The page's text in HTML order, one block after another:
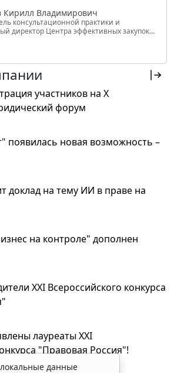
Кирилл Владимирович
консультационной практики и
директор Центра эффективных закупок
участников на X
форум
появилась новая возможность –
доклад на тему ИИ в праве на
на контроле" дополнен
XXI Всероссийского конкурса
лауреаты XXI
"Правовая Россия"!
данные